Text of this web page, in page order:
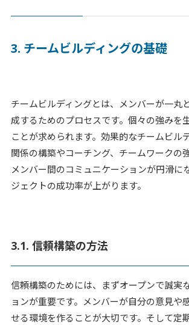
3. チームビルディングの基礎
チームビルディングとは、メンバーが一丸
成するためのプロセスです。個々の強みを
ことが求められます。効果的なチームビル
関係の構築やコーチング、チームワークの
メンバー間のコミュニケーションが円滑に
ジェクトの成功率が上がります。
3.1. 信頼構築の方法
信頼構築のためには、まずオープンで誠実
ョンが重要です。メンバーが自分の意見や
せる環境を作ることが大切です。そして定